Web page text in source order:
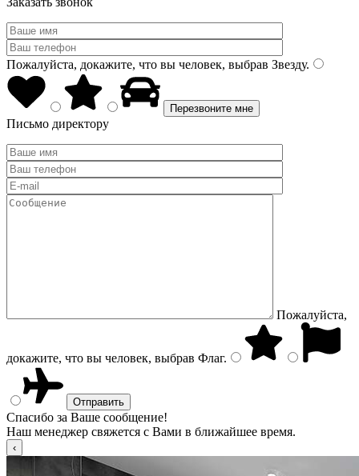
Пожалуйста, докажите, что вы человек, выбрав Звезду.
Письмо директору
Пожалуйста,
докажите, что вы человек, выбрав Флаг.
Спасибо за Ваше сообщение!
Наш менеджер свяжется с Вами в ближайшее время.